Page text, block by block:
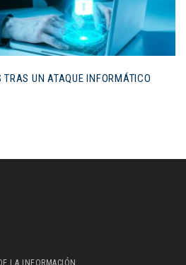
UN ATAQUE INFORMÁTICO
LA INFORMACIÓN